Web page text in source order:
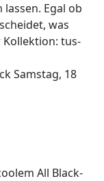
Egal ob
was
tus-
Samstag, 18
All Black-